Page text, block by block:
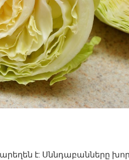
է: Սննդաբանները